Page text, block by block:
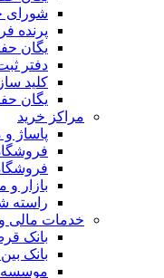
شورای
پرنده
یگان
دفتر
کلید
یگان
مراکز خرید
پاساژ
بازار و
راسته
خدمات مالی و
بانک
بانک
موسسه